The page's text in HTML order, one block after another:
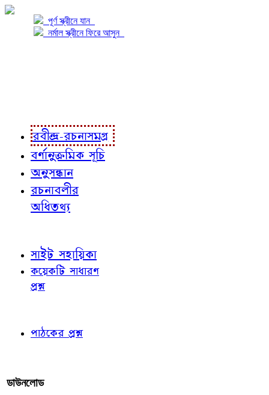
পূর্ণ স্ক্রীনে যান
নর্মাল স্ক্রীনে ফিরে আসুন
রবীন্দ্র-রচনাসমগ্র
বর্ণানুক্রমিক সূচি
অনুসন্ধান
রচনাবলীর
অধিতথ্য
সাইট সহায়িকা
কয়েকটি সাধারণ
প্রশ্ন
পাঠকের প্রশ্ন
ডাউনলোড